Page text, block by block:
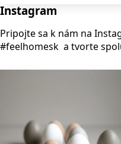
Instagram
Pripojte sa k nám na
#feelhomesk a tvorte